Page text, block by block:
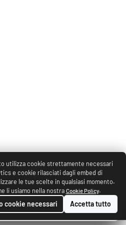
Rosa News
utilizza cookie strettamente necessari
e cookie rilasciati dagli embed di
le tue scelte in qualsiasi momento.
li usiamo nella nostra Cookie Policy.
cookie necessari Accetta tutto